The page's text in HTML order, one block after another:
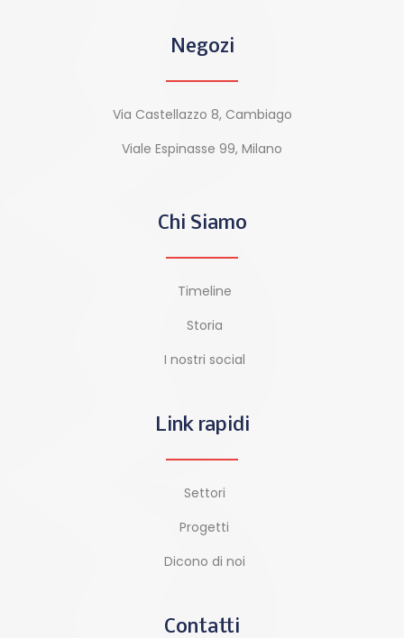
Negozi
Via Castellazzo 8, Cambiago
Viale Espinasse 99, Milano
Chi Siamo
Timeline
Storia
I nostri social
Link rapidi
Settori
Progetti
Dicono di noi
Contatti